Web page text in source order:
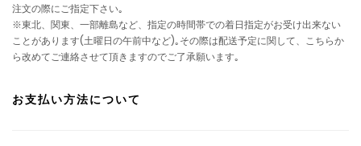
注文の際にご指定下さい｡
※東北、関東、一部離島など、指定の時間帯での着日指定がお受け出来ない
ことがあります(土曜日の午前中など)｡その際は配送予定に関して、こちらか
ら改めてご連絡させて頂きますのでご了承願います｡
お支払い方法について